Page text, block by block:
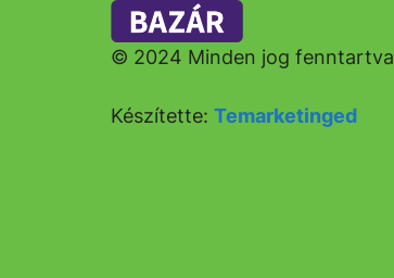
© 2024 Minden jog fenntartva
Készítette: Temarketinged